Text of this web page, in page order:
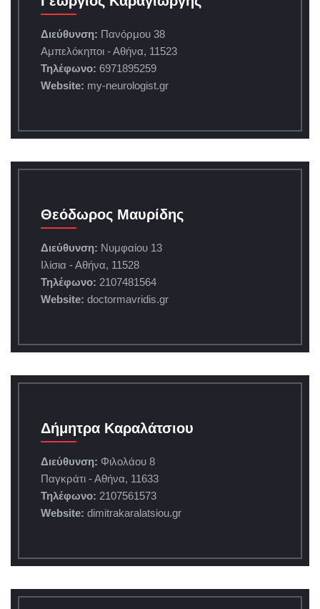
Διεύθυνση: Πανόρμου 38
Αμπελόκηποι - Αθήνα, 11523
Τηλέφωνο: 6971895259
Website: my-neurologist.gr
Θεόδωρος Μαυρίδης
Διεύθυνση: Νυμφαίου 13
Ιλίσια - Αθήνα, 11528
Τηλέφωνο: 2107481564
Website: doctormavridis.gr
Δήμητρα Καραλάτσιου
Διεύθυνση: Φιλολάου 8
Παγκράτι - Αθήνα, 11633
Τηλέφωνο: 2107561573
Website: dimitrakaralatsiou.gr